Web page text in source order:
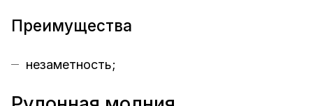
Преимущества
незаметность;